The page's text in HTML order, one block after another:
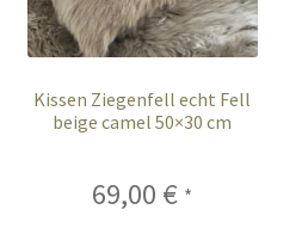
Kissen Ziegenfell echt Fell
beige camel 50×30 cm
69,00 € *